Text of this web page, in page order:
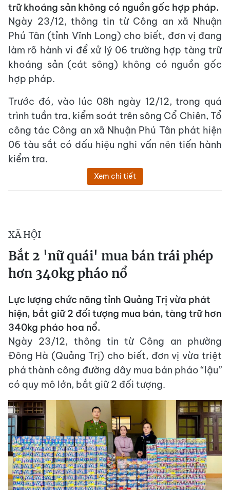
trữ khoáng sản không có nguồn gốc hợp pháp.
Ngày 23/12, thông tin từ Công an xã Nhuận
Phú Tân (tỉnh Vĩnh Long) cho biết, đơn vị đang
làm rõ hành vi để xử lý 06 trường hợp tàng trữ
khoáng sản (cát sông) không có nguồn gốc
hợp pháp.
Trước đó, vào lúc 08h ngày 12/12, trong quá
trình tuần tra, kiểm soát trên sông Cổ Chiên, Tổ
công tác Công an xã Nhuận Phú Tân phát hiện
06 tàu sắt có dấu hiệu nghi vấn nên tiến hành
kiểm tra.
Xem chi tiết
XÃ HỘI
Bắt 2 'nữ quái' mua bán trái phép
hơn 340kg pháo nổ
Lực lượng chức năng tỉnh Quảng Trị vừa phát
hiện, bắt giữ 2 đối tượng mua bán, tàng trữ hơn
340kg pháo hoa nổ.
Ngày 23/12, thông tin từ Công an phường
Đông Hà (Quảng Trị) cho biết, đơn vị vừa triệt
phá thành công đường dây mua bán pháo “lậu”
có quy mô lớn, bắt giữ 2 đối tượng.